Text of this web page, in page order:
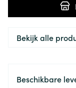
Bekijk alle
Beschikbare